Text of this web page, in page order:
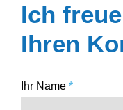
Ich
Ihren
Ihr Name *